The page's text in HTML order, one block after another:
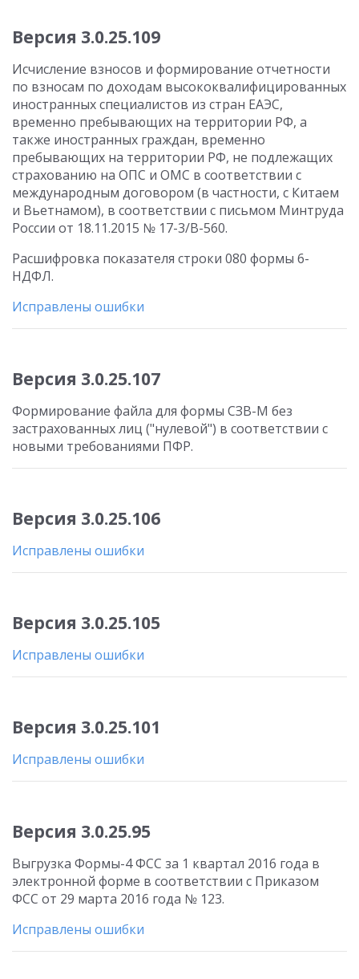
Версия 3.0.25.109
Исчисление взносов и формирование отчетности
по взносам по доходам высококвалифицированных
иностранных специалистов из стран ЕАЭС,
временно пребывающих на территории РФ, а
также иностранных граждан, временно
пребывающих на территории РФ, не подлежащих
страхованию на ОПС и ОМС в соответствии с
международным договором (в частности, с Китаем
и Вьетнамом), в соответствии с письмом Минтруда
России от 18.11.2015 № 17-3/В-560.
Расшифровка показателя строки 080 формы 6-
НДФЛ.
Исправлены ошибки
Версия 3.0.25.107
Формирование файла для формы СЗВ-М без
застрахованных лиц ("нулевой") в соответствии с
новыми требованиями ПФР.
Версия 3.0.25.106
Исправлены ошибки
Версия 3.0.25.105
Исправлены ошибки
Версия 3.0.25.101
Исправлены ошибки
Версия 3.0.25.95
Выгрузка Формы-4 ФСС за 1 квартал 2016 года в
электронной форме в соответствии с Приказом
ФСС от 29 марта 2016 года № 123.
Исправлены ошибки